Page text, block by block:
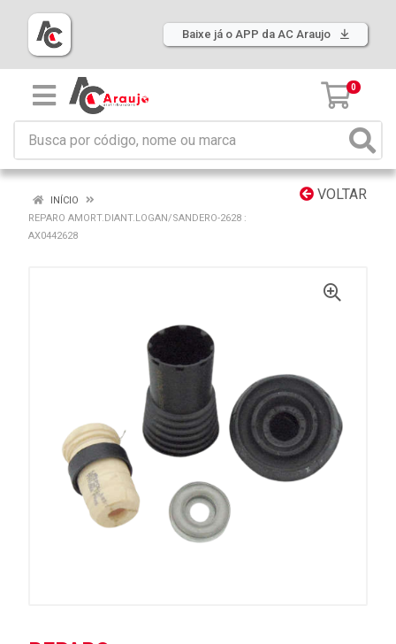
Baixe já o APP da AC Araujo
0
VOLTAR
INÍCIO
REPARO AMORT.DIANT.LOGAN/SANDERO-2628 :
AX0442628